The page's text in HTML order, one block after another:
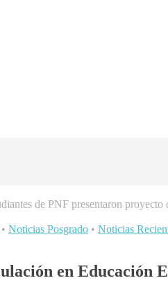
de PNF presentaron
• Noticias Posgrado • Noticias
en Educación